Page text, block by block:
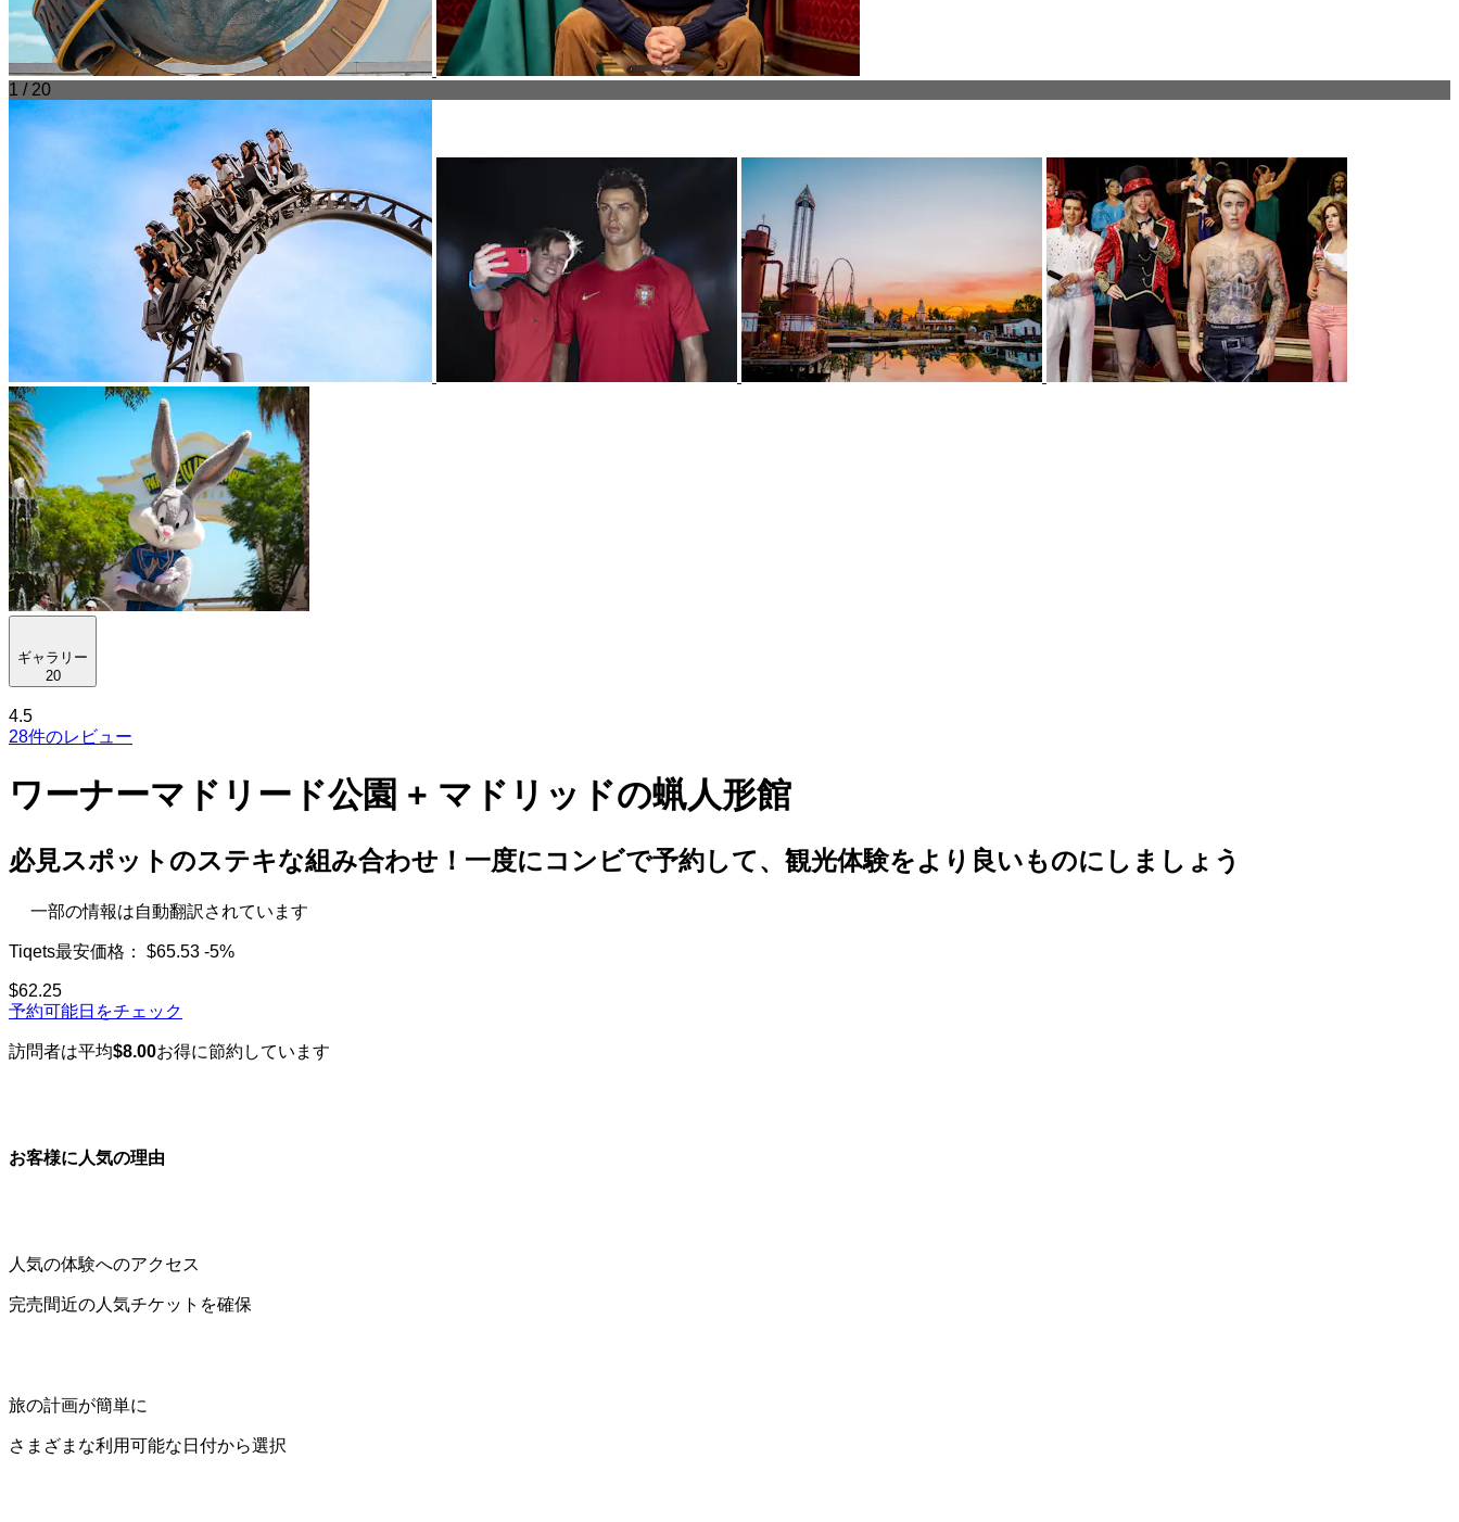
1 / 20
ギャラリー
20
4.5
28件のレビュー
ワーナーマドリード公園 + マドリッドの蝋人形館
必見スポットのステキな組み合わせ！一度にコンビで予約して、観光体験をより良いものにしましょう
一部の情報は自動翻訳されています
Tiqets最安価格： $65.53 -5%
$62.25
予約可能日をチェック
訪問者は平均$8.00お得に節約しています
お客様に人気の理由
人気の体験へのアクセス
完売間近の人気チケットを確保
旅の計画が簡単に
さまざまな利用可能な日付から選択